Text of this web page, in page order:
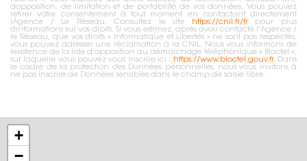
dopposition, de limitation et de portabilité de vos données. Vous pouvez
retirer votre consentement à tout moment en contactant directement
lAgence / Le Réseau. Consultez le site
https://cnil.fr/frpour plus
dinformations sur vos droits. Si vous estimez, après avoir contacté l'Agence /
le Réseau, que vos droits « Informatique et Libertés » ne sont pas respectés,
vous pouvez adresser une réclamation à la CNIL. Nous vous informons de
lexistence de la liste d'opposition au démarchage téléphonique « Bloctel »,
sur laquelle vous pouvez vous inscrire ici : https://www.bloctel.gouv.fr. Dans
le cadre de la protection des Données personnelles, nous vous invitons à
ne pas inscrire de Données sensibles dans le champ de saisie libre.
+
−